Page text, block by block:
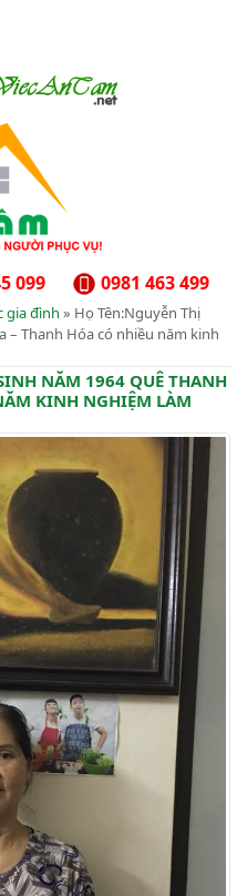
0981 463 499
099
gia đình » Họ Tên:Nguyễn Thị
– Thanh Hóa có nhiều năm kinh
NĂM 1964 QUÊ THANH
KINH NGHIỆM LÀM